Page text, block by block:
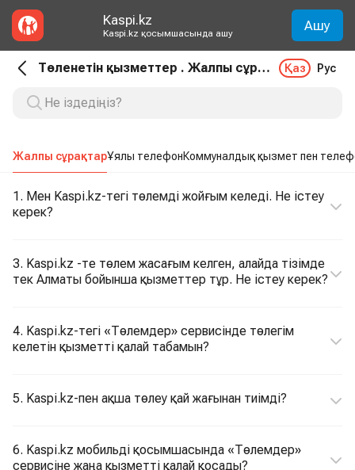
Kaspi.kz
Kaspi.kz қосымшасында ашу Ашу
Төленетін қызметтер . Жалпы сұрақтар Қаз Рус
Жалпы сұрақтарҰялы телефонКоммуналдық қызмет пен
1. Мен Kaspi.kz-тегі төлемді жойғым келеді. Не істеу
керек?
3. Kaspi.kz -те төлем жасағым келген, алайда тізімде
тек Алматы бойынша қызметтер тұр. Не істеу керек?
4. Kaspi.kz-тегі «Төлемдер» сервисінде төлегім
келетін қызметті қалай табамын?
5. Kaspi.kz-пен ақша төлеу қай жағынан тиімді?
6. Kaspi.kz мобильді қосымшасында «Төлемдер»
сервисіне жаңа қызметті қалай қосады?